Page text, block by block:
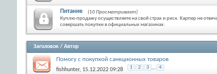
Питание
(10 Просматривает)
Куплю-продажу осуществляете на свой страх и риск. Карпер не
совершать покупки в официальных магазинах.
Заголовок / Автор
Помогу с покупкой санкционных товаров
fishhunter, 15.12.2022 09:28 1 2 3 ... 4